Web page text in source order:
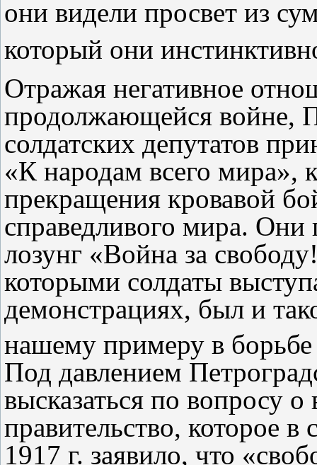
они видели просвет из
который они
Отражая негативное
продолжающейся войне,
солдатских депутатов
«К народам всего мира»,
прекращения кровавой
справедливого мира.
лозунг «Война за
которыми солдаты
демонстрациях, был и
нашему примеру в
Под давлением
высказаться по вопросу
правительство, которое
1917 г. заявило, что